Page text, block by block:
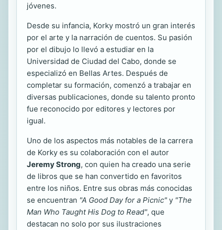
jóvenes.
Desde su infancia, Korky mostró un gran interés
por el arte y la narración de cuentos. Su pasión
por el dibujo lo llevó a estudiar en la
Universidad de Ciudad del Cabo, donde se
especializó en Bellas Artes. Después de
completar su formación, comenzó a trabajar en
diversas publicaciones, donde su talento pronto
fue reconocido por editores y lectores por
igual.
Uno de los aspectos más notables de la carrera
de Korky es su colaboración con el autor
Jeremy Strong, con quien ha creado una serie
de libros que se han convertido en favoritos
entre los niños. Entre sus obras más conocidas
se encuentran "A Good Day for a Picnic" y "The
Man Who Taught His Dog to Read", que
destacan no solo por sus ilustraciones